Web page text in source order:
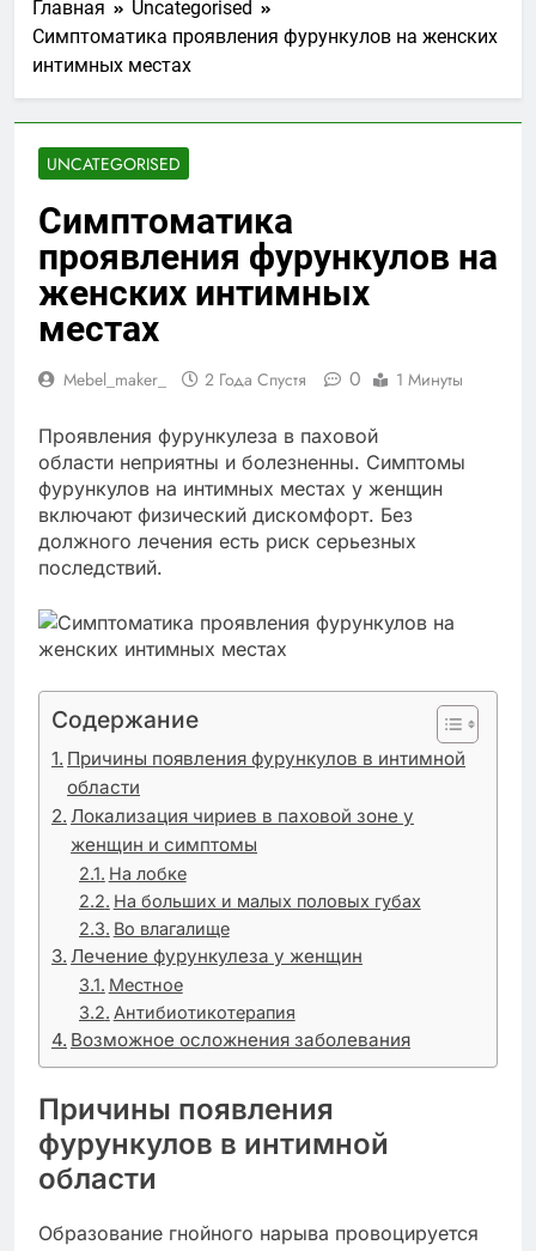
Главная
Uncategorised
Симптоматика проявления фурункулов на женских
интимных местах
UNCATEGORISED
Симптоматика
проявления фурункулов на
женских интимных
местах
Mebel_maker_ 2 Года Спустя 0 1 Минуты
Проявления фурункулеза в паховой
области неприятны и болезненны. Симптомы
фурункулов на интимных местах у женщин
включают физический дискомфорт. Без
должного лечения есть риск серьезных
последствий.
Содержание
Причины появления фурункулов в интимной
области
Локализация чириев в паховой зоне у
женщин и симптомы
На лобке
На больших и малых половых губах
Во влагалище
Лечение фурункулеза у женщин
Местное
Антибиотикотерапия
Возможное осложнения заболевания
Причины появления
фурункулов в интимной
области
Образование гнойного нарыва провоцируется